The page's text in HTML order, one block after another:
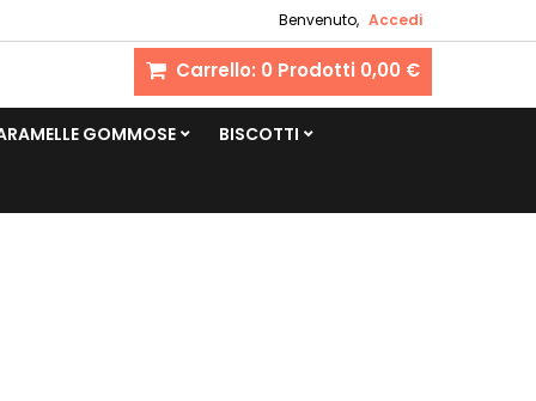
Benvenuto, Accedi
Carrello: 0 Prodotti 0,00 €
GOMMOSE BISCOTTI